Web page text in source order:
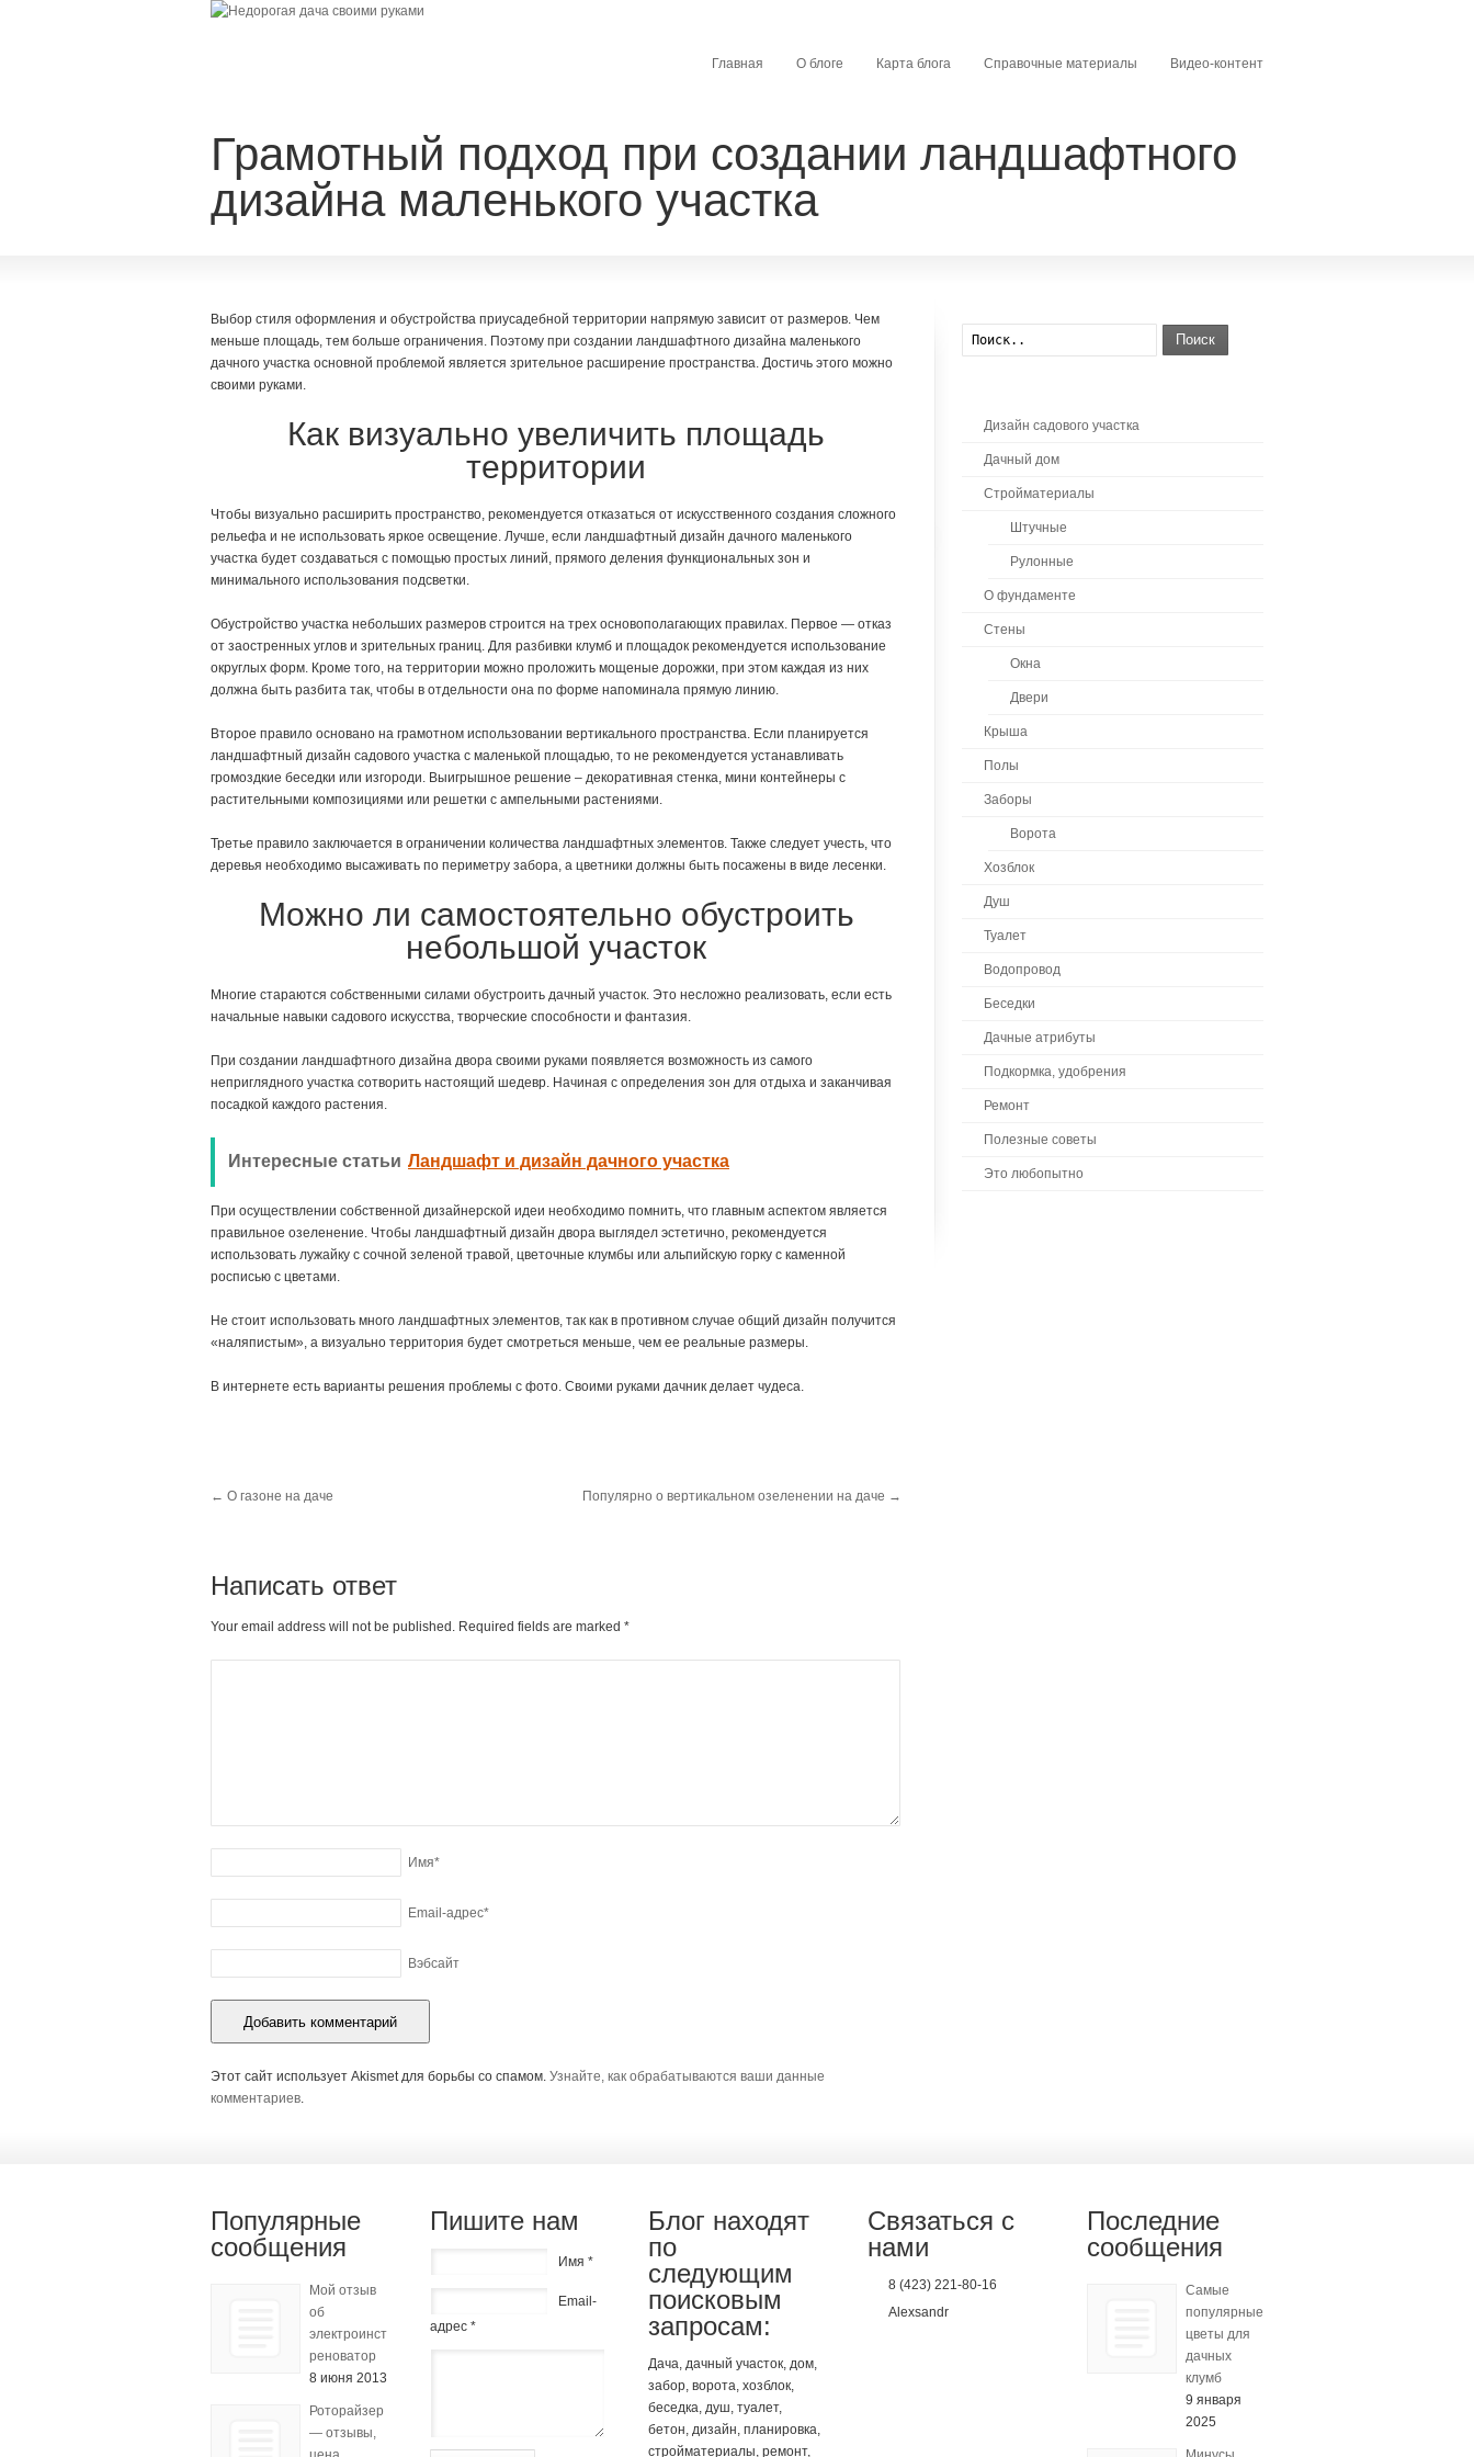
Главная О блоге Карта блога Справочные материалы Видео-контент
Грамотный подход при создании ландшафтного
дизайна маленького участка
Выбор стиля оформления и обустройства приусадебной территории напрямую зависит от размеров. Чем
меньше площадь, тем больше ограничения. Поэтому при создании ландшафтного дизайна маленького
дачного участка основной проблемой является зрительное расширение пространства. Достичь этого можно
своими руками.
Как визуально увеличить площадь
территории
Чтобы визуально расширить пространство, рекомендуется отказаться от искусственного создания сложного
рельефа и не использовать яркое освещение. Лучше, если ландшафтный дизайн дачного маленького
участка будет создаваться с помощью простых линий, прямого деления функциональных зон и
минимального использования подсветки.
Обустройство участка небольших размеров строится на трех основополагающих правилах. Первое — отказ
от заостренных углов и зрительных границ. Для разбивки клумб и площадок рекомендуется использование
округлых форм. Кроме того, на территории можно проложить мощеные дорожки, при этом каждая из них
должна быть разбита так, чтобы в отдельности она по форме напоминала прямую линию.
Второе правило основано на грамотном использовании вертикального пространства. Если планируется
ландшафтный дизайн садового участка с маленькой площадью, то не рекомендуется устанавливать
громоздкие беседки или изгороди. Выигрышное решение – декоративная стенка, мини контейнеры с
растительными композициями или решетки с ампельными растениями.
Третье правило заключается в ограничении количества ландшафтных элементов. Также следует учесть, что
деревья необходимо высаживать по периметру забора, а цветники должны быть посажены в виде лесенки.
Можно ли самостоятельно обустроить
небольшой участок
Многие стараются собственными силами обустроить дачный участок. Это несложно реализовать, если есть
начальные навыки садового искусства, творческие способности и фантазия.
При создании ландшафтного дизайна двора своими руками появляется возможность из самого
неприглядного участка сотворить настоящий шедевр. Начиная с определения зон для отдыха и заканчивая
посадкой каждого растения.
Интересные статьи Ландшафт и дизайн дачного участка
При осуществлении собственной дизайнерской идеи необходимо помнить, что главным аспектом является
правильное озеленение. Чтобы ландшафтный дизайн двора выглядел эстетично, рекомендуется
использовать лужайку с сочной зеленой травой, цветочные клумбы или альпийскую горку с каменной
росписью с цветами.
Не стоит использовать много ландшафтных элементов, так как в противном случае общий дизайн получится
«наляпистым», а визуально территория будет смотреться меньше, чем ее реальные размеры.
В интернете есть варианты решения проблемы с фото. Своими руками дачник делает чудеса.
← О газоне на даче Популярно о вертикальном озеленении на даче →
Написать ответ
Your email address will not be published. Required fields are marked *
Имя*
Email-адрес*
Вэбсайт
Этот сайт использует Akismet для борьбы со спамом. Узнайте, как обрабатываются ваши данные
комментариев.
Поиск
Дизайн садового участка
Дачный дом
Стройматериалы
Штучные
Рулонные
О фундаменте
Стены
Окна
Двери
Крыша
Полы
Заборы
Ворота
Хозблок
Душ
Туалет
Водопровод
Беседки
Дачные атрибуты
Подкормка, удобрения
Ремонт
Полезные советы
Это любопытно
Популярные
сообщения
Мой отзыв
об
электроинструменте
реноватор
8 июня 2013
Роторайзер
— отзывы,
Пишите нам
Имя *
Email-
адрес *
Блог находят
по
следующим
поисковым
запросам:
Дача, дачный участок, дом,
забор, ворота, хозблок,
беседка, душ, туалет,
бетон, дизайн, планировка,
стройматериалы, ремонт,
Связаться с
нами
8 (423) 221-80-16
Alexsandr
Последние
сообщения
Самые
популярные
цветы для
дачных
клумб
9 января
2025